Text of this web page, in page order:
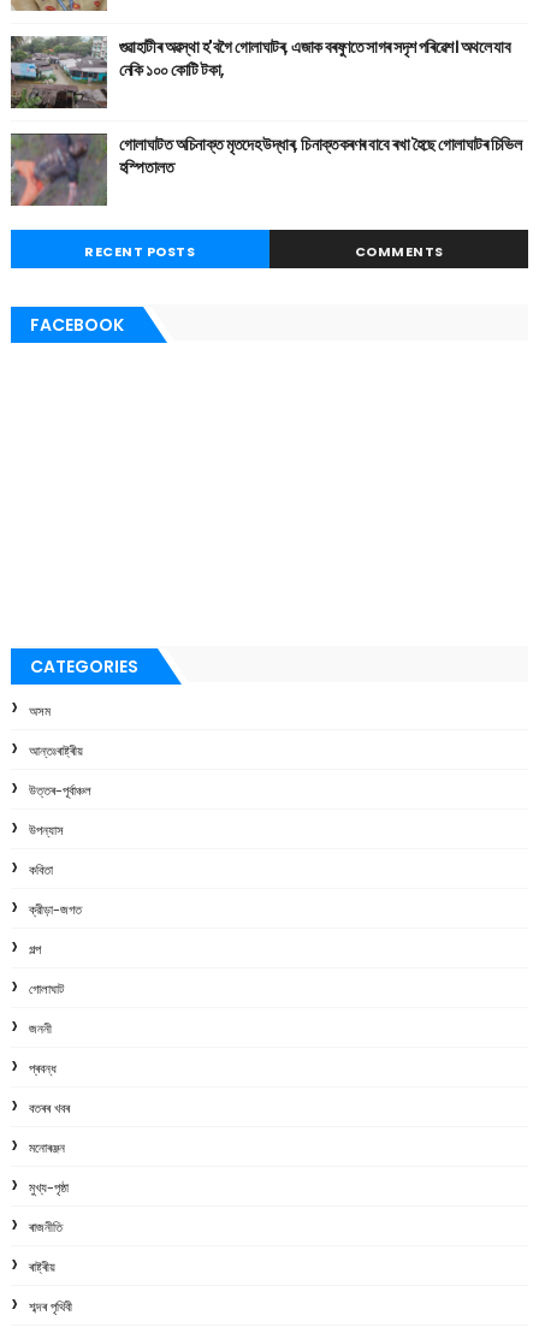
গুৱাহাটীৰ অৱস্থা হ'বগৈ গোলাঘাটৰ, এজাক বৰষুণতে সাগৰ সদৃশ পৰিৱেশ। অথলে যাব
নেকি ১০০ কোটি টকা,
গোলাঘাটত অচিনাক্ত মৃতদেহ উদ্ধাৰ, চিনাক্তকৰণৰ বাবে ৰখা হৈছে গোলাঘাটৰ চিভিল
হস্পিতালত
RECENT POSTS COMMENTS
FACEBOOK
CATEGORIES
অসম
আন্তঃৰাষ্ট্ৰীয়
উত্তৰ-পূৰ্বাঞ্চল
উপন্যাস
কবিতা
ক্রীড়া-জগত
গল্প
গোলাঘাট
জননী
প্ৰবন্ধ
বতৰৰ খবৰ
মনোৰঞ্জন
মুখ্য-পৃষ্ঠা
ৰাজনীতি
ৰাষ্ট্ৰীয়
শব্দৰ পৃথিবী